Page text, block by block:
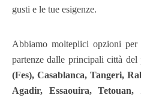
gusti e le tue esigenze.
Abbiamo molteplici opzioni per
partenze dalle principali città del
(Fes), Casablanca, Tangeri,
Agadir, Essaouira,